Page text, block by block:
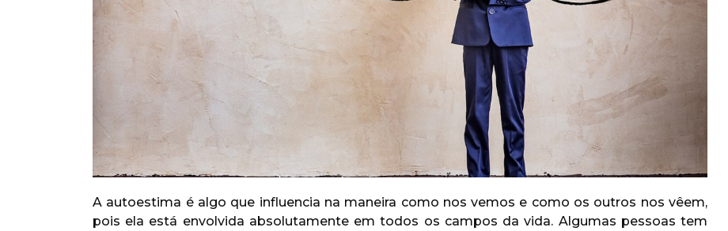
A autoestima é algo que influencia na maneira como nos vemos e como os outros nos vêem,
pois ela está envolvida absolutamente em todos os campos da vida. Algumas pessoas tem